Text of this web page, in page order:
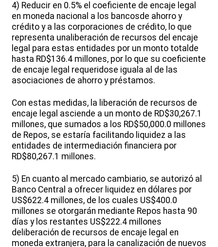
4) Reducir en 0.5% el coeficiente de encaje legal
en moneda nacional a los bancosde ahorro y
crédito y a las corporaciones de crédito, lo que
representa unaliberación de recursos del encaje
legal para estas entidades por un monto totalde
hasta RD$136.4 millones, por lo que su coeficiente
de encaje legal requeridose iguala al de las
asociaciones de ahorro y préstamos.
Con estas medidas, la liberación de recursos de
encaje legal asciende a un monto de RD$30,267.1
millones, que sumados a los RD$50,000.0 millones
de Repos, se estaría facilitando liquidez a las
entidades de intermediación financiera por
RD$80,267.1 millones.
5) En cuanto al mercado cambiario, se autorizó al
Banco Central a ofrecer liquidez en dólares por
US$622.4 millones, de los cuales US$400.0
millones se otorgarán mediante Repos hasta 90
días y los restantes US$222.4 millones
deliberación de recursos de encaje legal en
moneda extranjera, para la canalización de nuevos